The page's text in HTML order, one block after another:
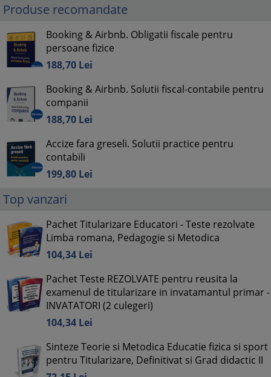
Produse recomandate
Booking & Airbnb. Obligatii fiscale pentru
persoane fizice
188,70 Lei
Booking & Airbnb. Solutii fiscal-contabile pentru
companii
188,70 Lei
Accize fara greseli. Solutii practice pentru
contabili
199,80 Lei
Top vanzari
Pachet Titularizare Educatori - Teste rezolvate
Limba romana, Pedagogie si Metodica
104,34 Lei
Pachet Teste REZOLVATE pentru reusita la
examenul de titularizare in invatamantul primar -
INVATATORI (2 culegeri)
104,34 Lei
Sinteze Teorie si Metodica Educatie fizica si sport
pentru Titularizare, Definitivat si Grad didactic II